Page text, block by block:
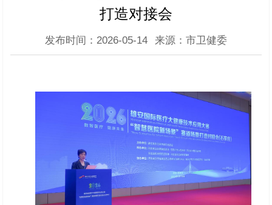
打造对接会
发布时间：2026-05-14 来源：市卫健委